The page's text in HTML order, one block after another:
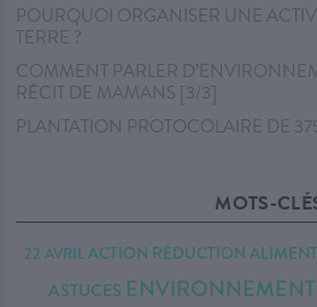
POURQUOI ORGANISER UNE
TERRE ?
COMMENT PARLER
RÉCIT DE MAMANS [3/3]
PLANTATION PROTOCOLAIRE DE
MOTS-
22 AVRILACTION RÉDUCTION
ASTUCES ENVIRONNEMENT